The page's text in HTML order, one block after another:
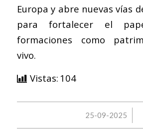
Europa y abre nuevas vías
para fortalecer el
formaciones como
vivo.
Vistas: 104
25-09-2025
/